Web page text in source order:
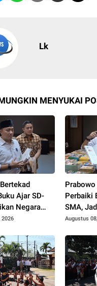
Lk
MENYUKAI
Ajar SD-
Negara
Referensi
2026
Prabowo
Perbaiki
SMA,
Lain
Augustus